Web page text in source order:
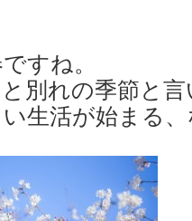
すね。
別れの季節と
生活が始まる